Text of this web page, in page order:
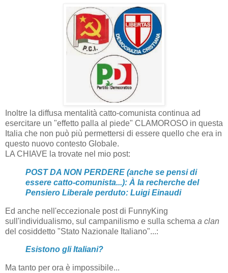
Inoltre la diffusa mentalità catto-comunista continua ad
esercitare un "effetto palla al piede" CLAMOROSO in questa
Italia che non può più permettersi di essere quello che era in
questo nuovo contesto Globale.
LA CHIAVE la trovate nel mio post:
POST DA NON PERDERE (anche se pensi di
essere catto-comunista...): À la recherche del
Pensiero Liberale perduto: Luigi Einaudi
Ed anche nell'eccezionale post di FunnyKing
sull'individualismo, sul campanilismo e sulla schema a clan
del cosiddetto "Stato Nazionale Italiano"...:
Esistono gli Italiani?
Ma tanto per ora è impossibile...